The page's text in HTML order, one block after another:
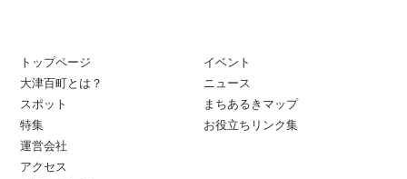
トップページ
大津百町とは？
スポット
特集
イベント
ニュース
まちあるきマップ
お役立ちリンク集
運営会社
アクセス